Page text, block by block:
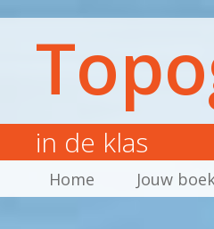
in de klas
Home Jouw